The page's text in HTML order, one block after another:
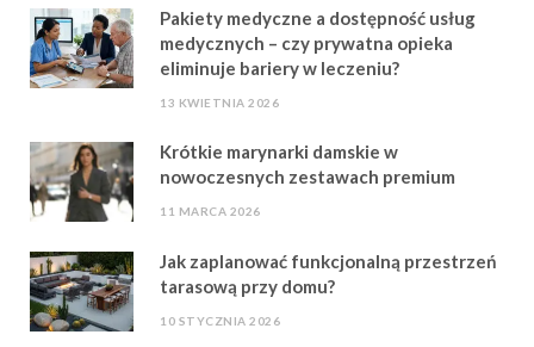
Pakiety medyczne a dostępność usług
medycznych – czy prywatna opieka
eliminuje bariery w leczeniu?
13 KWIETNIA 2026
Krótkie marynarki damskie w
nowoczesnych zestawach premium
11 MARCA 2026
Jak zaplanować funkcjonalną przestrzeń
tarasową przy domu?
10 STYCZNIA 2026